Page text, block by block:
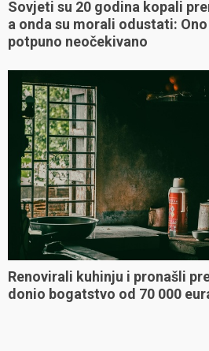
Sovjeti su 20 godina kopali
a onda su morali odustati:
potpuno neočekivano
Renovirali kuhinju i pronašli
donio bogatstvo od 70 000